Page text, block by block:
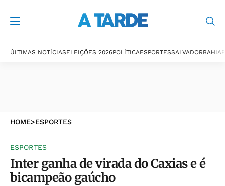
ÚLTIMAS NOTÍCIASELEIÇÕES 2026POLÍTICAESPORTESSALVADORBAHIA
HOME>ESPORTES
ESPORTES
Inter ganha de virada do Caxias e é
bicampeão gaúcho